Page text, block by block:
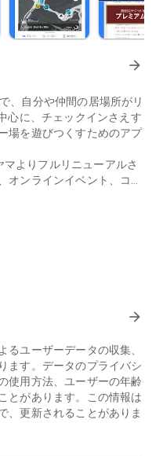
arrow_forward
、自分や仲間の居場所がリ
心に、チェックインさえす
場を遊びつくすためのアプ
よりフルリニューアルさ
オンラインイベント、コミ
プリに生まれ変わりまし
」
おり、天気・気温・積雪
でキャッチできます。 ス
フト券情報などを楽しむた
検索することも可能で、あ
ることができます、好きな
arrow_forward
るユーザーデータの収集、
ます。データのプライバシ
使用方法、ユーザーの年齢
とがあります。この情報は
、更新されることがありま